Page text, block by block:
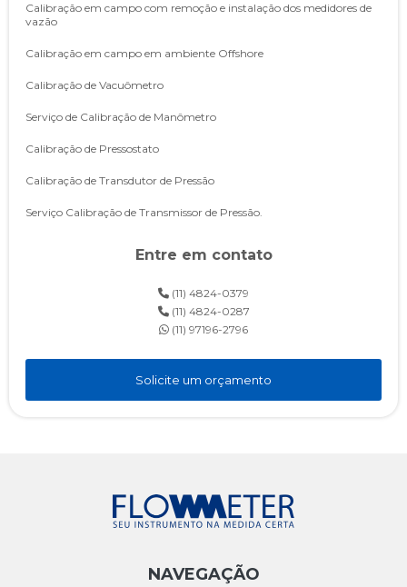
Calibração em campo com remoção e instalação dos medidores de
vazão
Calibração em campo em ambiente Offshore
Calibração de Vacuômetro
Serviço de Calibração de Manômetro
Calibração de Pressostato
Calibração de Transdutor de Pressão
Serviço Calibração de Transmissor de Pressão.
de vazão e seu funcionamento
Levantamento de performance de bombas de incêndio
Entre em contato
(11) 4824-0379
(11) 4824-0287
(11) 97196-2796
Solicite um orçamento
NAVEGAÇÃO